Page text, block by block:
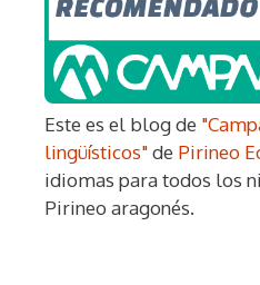
Este es el blog de
lingüísticos"de Pirineo
idiomas para todos los
Pirineo aragonés.